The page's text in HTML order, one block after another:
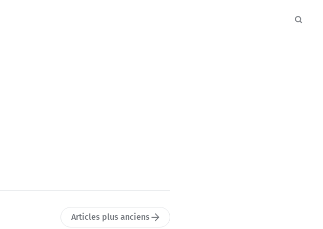
Articles plus anciens